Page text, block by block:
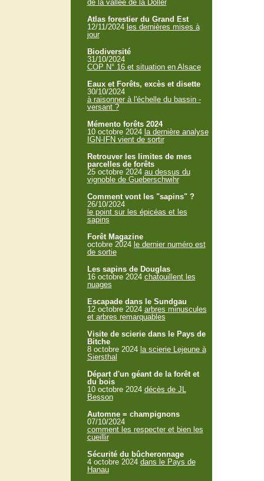
de la vallée de la Doller
Atlas forestier du Grand Est
12/11/2024 les dernières mises à
jour
Biodiversité
31/10/2024
COP N° 16 et situation en Alsace
Eaux et Forêts, excès et disette
30/10/2024
à raisonner à l'échelle du bassin -
versant ?
Mémento forêts 2024
10 octobre 2024 la dernière analyse
IGN-IFN vient de sortir
Retrouver les limites de mes
parcelles de forêts
25 octobre 2024 au dessus du
vignoble de Gueberschwihr
Comment vont les "sapins" ?
26/10/2024
le point sur les épicéas et les
sapins
Forêt Magazine
octobre 2024 le dernier numéro est
de sortie
Les sapins de Douglas
16 octobre 2024 chatouillent les
nuages
Escapade dans le Sundgau
12 octobre 2024 arbres minuscules
et arbres remarquables
Visite de scierie dans le Pays de
Bitche
8 octobre 2024 la scierie Lejeune à
Siersthal
Départ d'un géant de la forêt et
du bois
10 octobre 2024 décès de JL
Besson
Automne = champignons
07/10/2024
comment les respecter et bien les
cueillir
Sécurité du bûcheronnage
4 octobre 2024 dans le Pays de
Hanau